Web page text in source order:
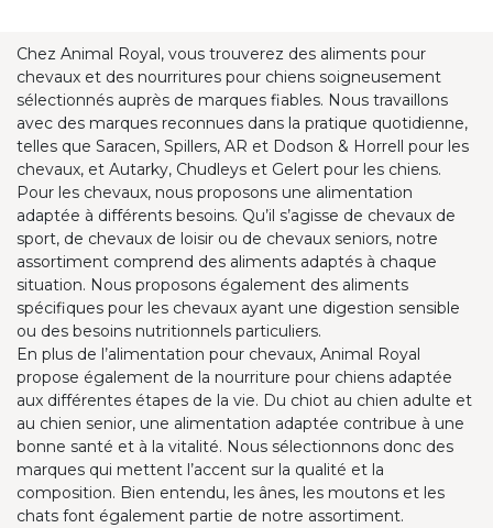
Chez Animal Royal, vous trouverez des aliments pour
chevaux et des nourritures pour chiens soigneusement
sélectionnés auprès de marques fiables. Nous travaillons
avec des marques reconnues dans la pratique quotidienne,
telles que Saracen, Spillers, AR et Dodson & Horrell pour les
chevaux, et Autarky, Chudleys et Gelert pour les chiens.
Pour les chevaux, nous proposons une alimentation
adaptée à différents besoins. Qu’il s’agisse de chevaux de
sport, de chevaux de loisir ou de chevaux seniors, notre
assortiment comprend des aliments adaptés à chaque
situation. Nous proposons également des aliments
spécifiques pour les chevaux ayant une digestion sensible
ou des besoins nutritionnels particuliers.
En plus de l’alimentation pour chevaux, Animal Royal
propose également de la nourriture pour chiens adaptée
aux différentes étapes de la vie. Du chiot au chien adulte et
au chien senior, une alimentation adaptée contribue à une
bonne santé et à la vitalité. Nous sélectionnons donc des
marques qui mettent l’accent sur la qualité et la
composition. Bien entendu, les ânes, les moutons et les
chats font également partie de notre assortiment.